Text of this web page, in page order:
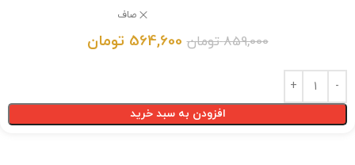
صاف
859,000 تومان 564,600 تومان
افزودن به سبد خرید